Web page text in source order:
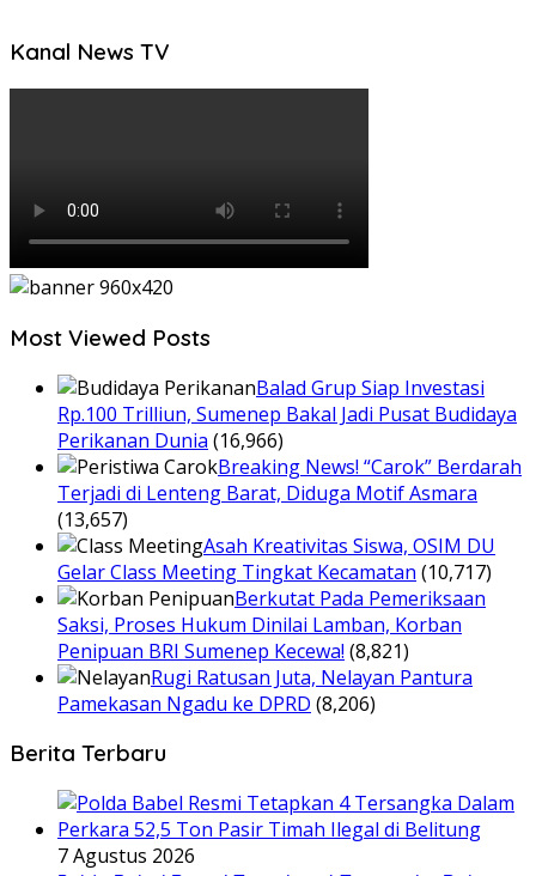
Kanal News TV
Most Viewed Posts
Balad Grup Siap Investasi
Rp.100 Trilliun, Sumenep Bakal Jadi Pusat Budidaya
Perikanan Dunia (16,966)
Breaking News! “Carok” Berdarah
Terjadi di Lenteng Barat, Diduga Motif Asmara
(13,657)
Asah Kreativitas Siswa, OSIM DU
Gelar Class Meeting Tingkat Kecamatan (10,717)
Berkutat Pada Pemeriksaan
Saksi, Proses Hukum Dinilai Lamban, Korban
Penipuan BRI Sumenep Kecewa! (8,821)
Rugi Ratusan Juta, Nelayan Pantura
Pamekasan Ngadu ke DPRD (8,206)
Berita Terbaru
7 Agustus 2026